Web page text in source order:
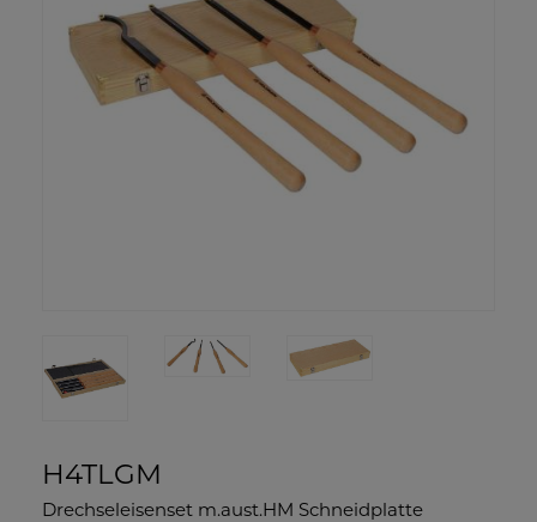
H4TLGM
Drechseleisenset m.aust.HM Schneidplatte